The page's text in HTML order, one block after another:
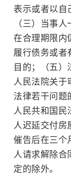
表示或者以自
（三）当事
在合理期限内
履行债务或者
目的；（五
人民法院关于
法律若干问题
人民共和国民
人迟延交付房
催告后在三个
人请求解除合
定的除外。